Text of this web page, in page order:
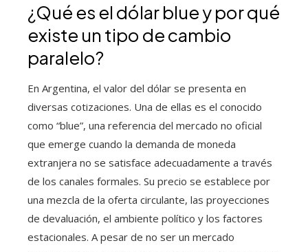
¿Qué es el dólar blue y por qué
existe un tipo de cambio
paralelo?
En Argentina, el valor del dólar se presenta en
diversas cotizaciones. Una de ellas es el conocido
como “blue”, una referencia del mercado no oficial
que emerge cuando la demanda de moneda
extranjera no se satisface adecuadamente a través
de los canales formales. Su precio se establece por
una mezcla de la oferta circulante, las proyecciones
de devaluación, el ambiente político y los factores
estacionales. A pesar de no ser un mercado